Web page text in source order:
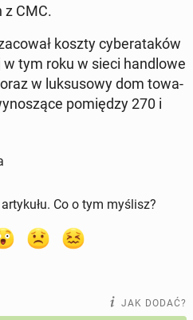
z CMC.
koszty cy­be­ra­ta­ków
tym roku w sieci han­dlo­we
w luk­su­so­wy dom to­wa­
po­mię­dzy 270 i
Co o tym myślisz?
JAK DODAĆ?